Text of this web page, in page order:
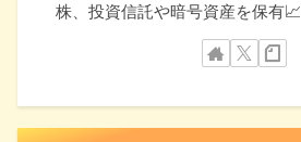
株、投資信託や暗号資産を保有📈